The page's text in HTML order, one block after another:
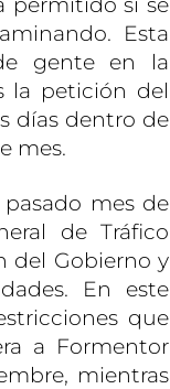
Esta
gente en la
la petición del
días dentro de
mes.
mes de
de Tráfico
del Gobierno y
En este
que
a Formentor
mientras